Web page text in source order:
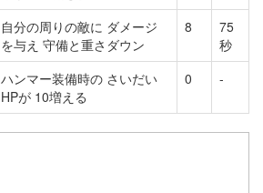
自分の周りの敵に ダメージ
を与え 守備と重さダウン
8
75
秒
ハンマー装備時の さいだい
HPが 10増える
0 -